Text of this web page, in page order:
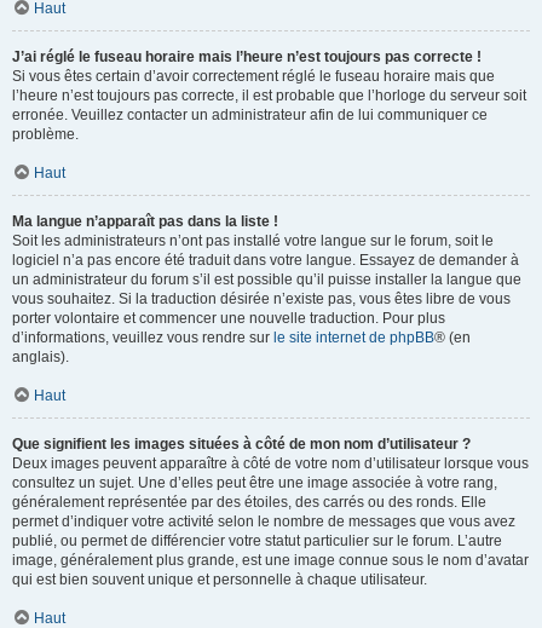
Haut
J’ai réglé le fuseau horaire mais l’heure n’est toujours pas correcte !
Si vous êtes certain d’avoir correctement réglé le fuseau horaire mais que
l’heure n’est toujours pas correcte, il est probable que l’horloge du serveur soit
erronée. Veuillez contacter un administrateur afin de lui communiquer ce
problème.
Haut
Ma langue n’apparaît pas dans la liste !
Soit les administrateurs n’ont pas installé votre langue sur le forum, soit le
logiciel n’a pas encore été traduit dans votre langue. Essayez de demander à
un administrateur du forum s’il est possible qu’il puisse installer la langue que
vous souhaitez. Si la traduction désirée n’existe pas, vous êtes libre de vous
porter volontaire et commencer une nouvelle traduction. Pour plus
d’informations, veuillez vous rendre sur le site internet de phpBB® (en
anglais).
Haut
Que signifient les images situées à côté de mon nom d’utilisateur ?
Deux images peuvent apparaître à côté de votre nom d’utilisateur lorsque vous
consultez un sujet. Une d’elles peut être une image associée à votre rang,
généralement représentée par des étoiles, des carrés ou des ronds. Elle
permet d’indiquer votre activité selon le nombre de messages que vous avez
publié, ou permet de différencier votre statut particulier sur le forum. L’autre
image, généralement plus grande, est une image connue sous le nom d’avatar
qui est bien souvent unique et personnelle à chaque utilisateur.
Haut